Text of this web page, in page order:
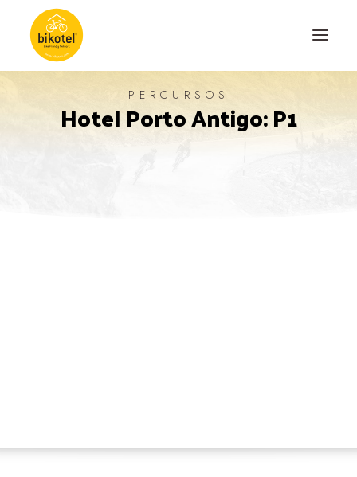
SOBRE NÓS
PERCURSOS
Hotel Porto Antigo: P1